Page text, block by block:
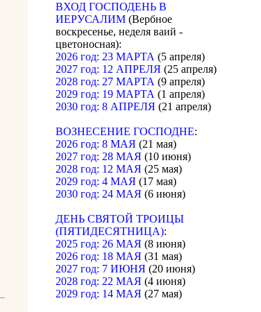
ВХОД ГОСПОДЕНЬ В
ИЕРУСАЛИМ (Вербное
воскресенье, неделя ваий -
цветоносная):
2026 год: 23 МАРТА (5 апреля)
2027 год: 12 АПРЕЛЯ (25 апреля)
2028 год: 27 МАРТА (9 апреля)
2029 год: 19 МАРТА (1 апреля)
2030 год: 8 АПРЕЛЯ (21 апреля)
ВОЗНЕСЕНИЕ ГОСПОДНЕ:
2026 год: 8 МАЯ (21 мая)
2027 год: 28 МАЯ (10 июня)
2028 год: 12 МАЯ (25 мая)
2029 год: 4 МАЯ (17 мая)
2030 год: 24 МАЯ (6 июня)
ДЕНЬ СВЯТОЙ ТРОИЦЫ
(ПЯТИДЕСЯТНИЦА):
2025 год: 26 МАЯ (8 июня)
2026 год: 18 МАЯ (31 мая)
2027 год: 7 ИЮНЯ (20 июня)
2028 год: 22 МАЯ (4 июня)
2029 год: 14 МАЯ (27 мая)